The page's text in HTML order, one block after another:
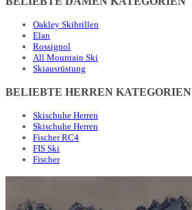
Oakley Skibrillen
Elan
Rossignol
All Mountain Ski
Skiausrüstung
BELIEBTE HERREN KATEGORIEN
Skischuhe Herren
Skischuhe Herren
Fischer RC4
FIS Ski
Fischer